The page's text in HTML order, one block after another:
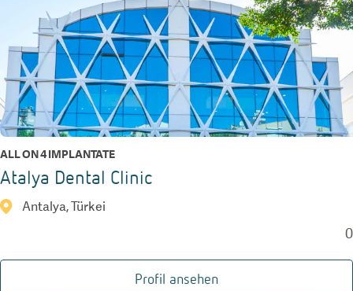
ALL ON 4 IMPLANTATE
Atalya Dental Clinic
Antalya, Türkei
0
Profil ansehen